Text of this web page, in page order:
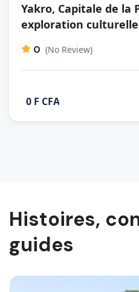
Yakro, Capitale de la
exploration culturelle
0 (No Review)
0 F CFA
Histoires,
guides